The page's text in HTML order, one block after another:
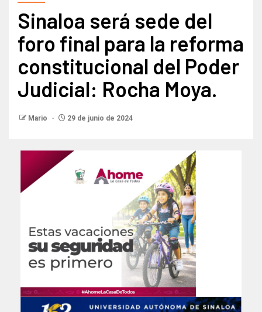
Sinaloa será sede del
foro final para la reforma
constitucional del Poder
Judicial: Rocha Moya.
Mario 29 de junio de 2024